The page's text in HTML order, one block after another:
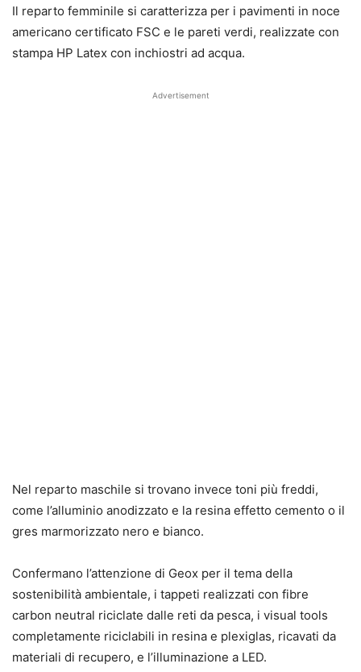
Il reparto femminile si caratterizza per i pavimenti in noce
americano certificato FSC e le pareti verdi, realizzate con
stampa HP Latex con inchiostri ad acqua.
Advertisement
Nel reparto maschile si trovano invece toni più freddi,
come l’alluminio anodizzato e la resina effetto cemento o il
gres marmorizzato nero e bianco.
Confermano l’attenzione di Geox per il tema della
sostenibilità ambientale, i tappeti realizzati con fibre
carbon neutral riciclate dalle reti da pesca, i visual tools
completamente riciclabili in resina e plexiglas, ricavati da
materiali di recupero, e l’illuminazione a LED.